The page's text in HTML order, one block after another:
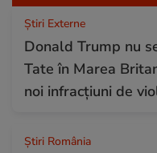
Știri Externe
Donald Trump nu
Tate în Marea
noi infracțiuni de
Știri România